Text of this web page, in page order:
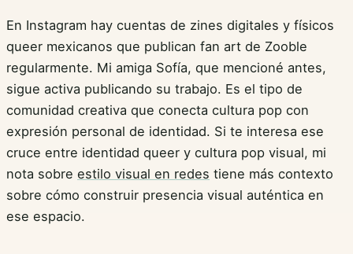
En Instagram hay cuentas de zines digitales y físicos
queer mexicanos que publican fan art de Zooble
regularmente. Mi amiga Sofía, que mencioné antes,
sigue activa publicando su trabajo. Es el tipo de
comunidad creativa que conecta cultura pop con
expresión personal de identidad. Si te interesa ese
cruce entre identidad queer y cultura pop visual, mi
nota sobre estilo visual en redes tiene más contexto
sobre cómo construir presencia visual auténtica en
ese espacio.